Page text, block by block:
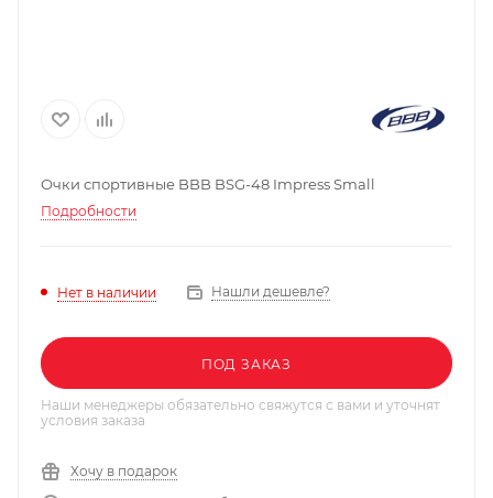
Очки спортивные BBB BSG-48 Impress Small
Подробности
Нет в наличии Нашли дешевле?
ПОД ЗАКАЗ
Наши менеджеры обязательно свяжутся с вами и уточнят
условия заказа
Хочу в подарок